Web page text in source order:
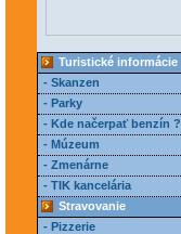
Turistické informácie
- Skanzen
- Parky
- Kde načerpať benzín ?
- Múzeum
- Zmenárne
- TIK kancelária
Stravovanie
- Pizzerie